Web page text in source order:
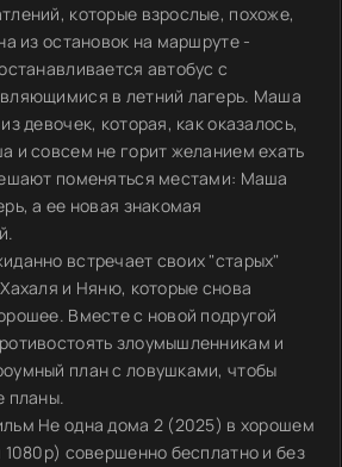
которые взрослые, похоже,
из остановок на маршруте -
автобус с
в летний лагерь. Маша
девочек, которая, как оказалось,
и совсем не горит желанием ехать
поменяться местами: Маша
а ее новая знакомая
встречает своих "старых"
и Няню, которые снова
Вместе с новой подругой
злоумышленникам и
план с ловушками, чтобы
планы.
Не одна дома 2 (2025) в хорошем
1080p) совершенно бесплатно и без